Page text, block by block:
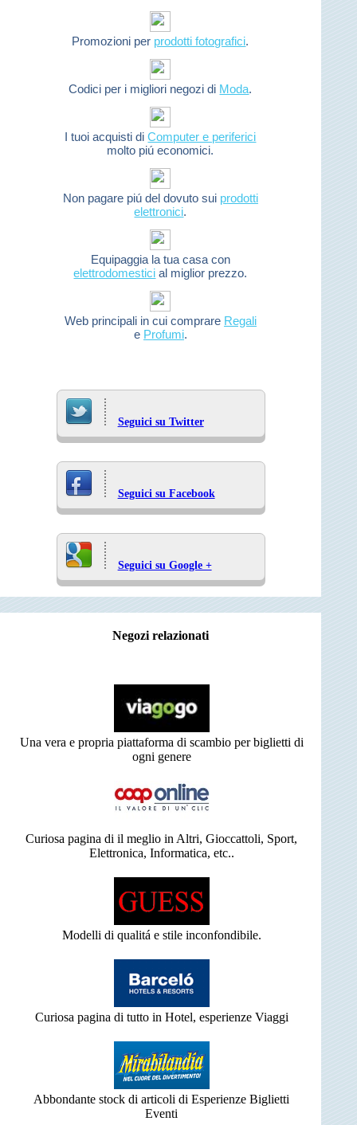
Promozioni per prodotti fotografici.
Codici per i migliori negozi di Moda.
I tuoi acquisti diComputer e periferici
molto piú economici.
Non pagare piú del dovuto sui prodotti
elettronici.
Equipaggia la tua casa con
elettrodomestici al miglior prezzo.
Web principali in cui comprare Regali
e Profumi.
Seguici su Twitter
Seguici su Facebook
Seguici su Google +
Negozi relazionati
Una vera e propria piattaforma di scambio per biglietti di
ogni genere
Curiosa pagina di il meglio in Altri, Gioccattoli, Sport,
Elettronica, Informatica, etc..
Modelli di qualitá e stile inconfondibile.
Curiosa pagina di tutto in Hotel, esperienze Viaggi
Abbondante stock di articoli di Esperienze Biglietti
Eventi